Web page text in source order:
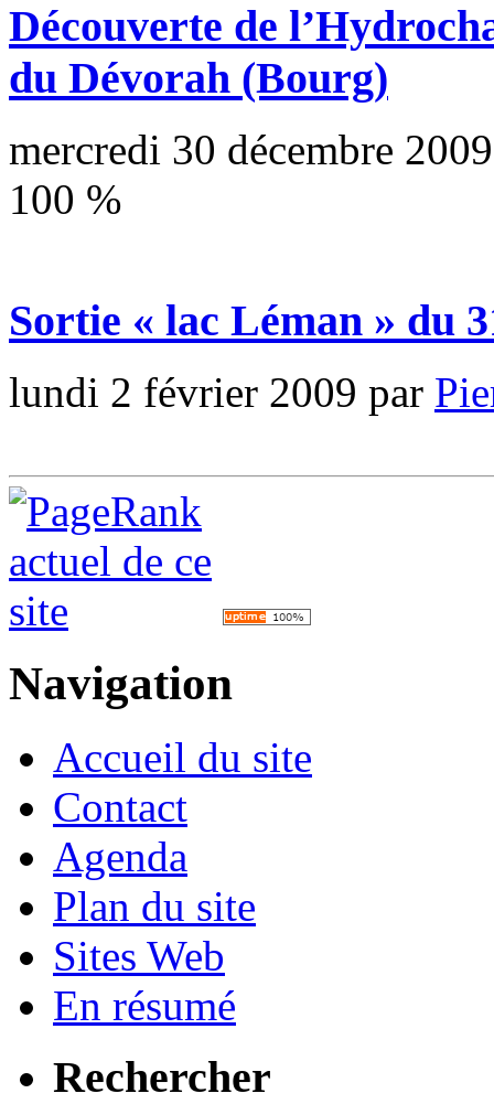
Découverte de
du Dévorah (Bourg)
mercredi 30 décembre 2009
100 %
Sortie « lac Léman » du
lundi 2 février 2009 par
Navigation
Accueil du site
Contact
Agenda
Plan du site
Sites Web
En résumé
Rechercher